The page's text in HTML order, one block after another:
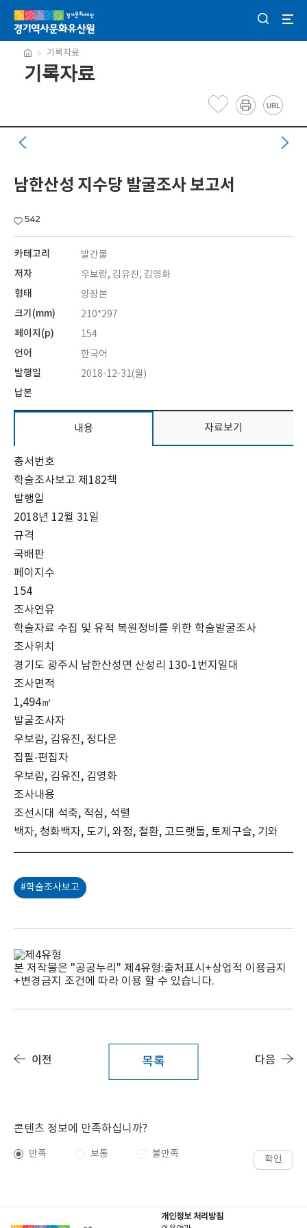
기록자료
기록자료
남한산성 지수당 발굴조사 보고서
542
카테고리 발간물
저자 우보람, 김유진, 김영화
형태 양장본
크기(mm) 210*297
페이지(p) 154
언어 한국어
발행일 2018-12-31(월)
납본
내용 자료보기
총서번호
학술조사보고 제182책
발행일
2018년 12월 31일
규격
국배판
페이지수
154
조사연유
학술자료 수집 및 유적 복원정비를 위한 학술발굴조사
조사위치
경기도 광주시 남한산성면 산성리 130-1번지일대
조사면적
1,494㎡
발굴조사자
우보람, 김유진, 정다운
집필·편집자
우보람, 김유진, 김영화
조사내용
조선시대 석축, 적심, 석렬
백자, 청화백자, 도기, 와정, 철환, 고드랫돌, 토제구슬, 기와
#학술조사보고
본 저작물은 "공공누리" 제4유형:출처표시+상업적 이용금지
+변경금지 조건에 따라 이용 할 수 있습니다.
이전 목록 다음
콘텐츠 정보에 만족하십니까?
만족 보통 불만족 확인
개인정보 처리방침